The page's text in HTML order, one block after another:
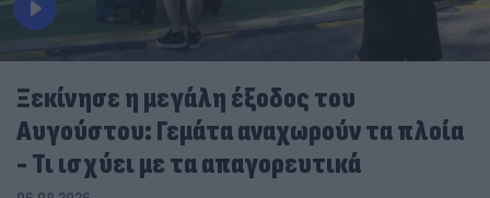
Ξεκίνησε η μεγάλη έξοδος του
Αυγούστου: Γεμάτα αναχωρούν τα πλοία
- Τι ισχύει με τα απαγορευτικά